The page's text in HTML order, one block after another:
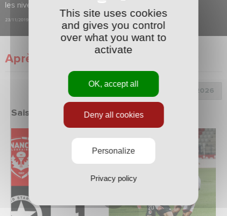
les niveaux.
23/11/2019
Après match
Choix de la saison :
Saison 2025/2026
This site uses cookies
and gives you control
over what you want to
activate
OK, accept all
Deny all cookies
Personalize
Privacy policy